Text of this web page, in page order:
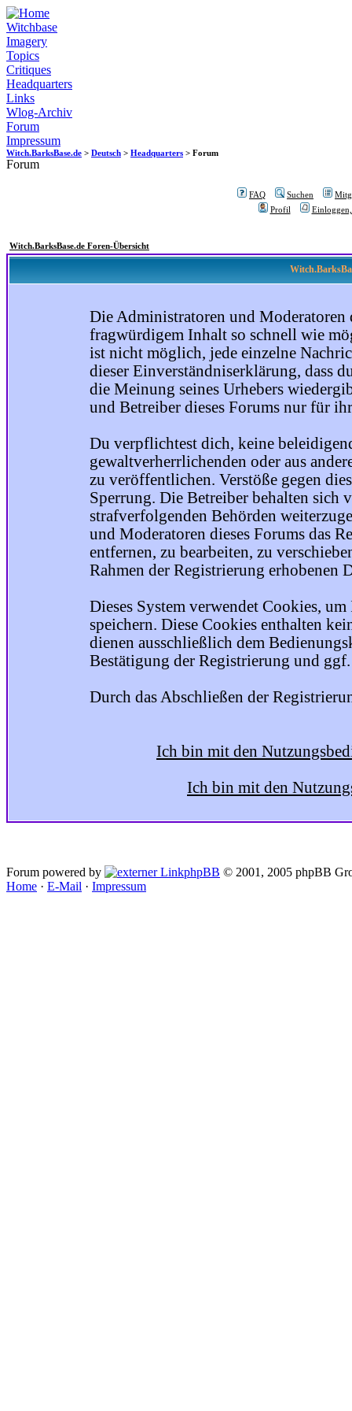
Witchbase
Imagery
Topics
Critiques
Headquarters
Links
Wlog-Archiv
Forum
Impressum
Witch.BarksBase.de > Deutsch > Headquarters > Forum
Forum
FAQ Suchen
Profil
Witch.BarksBase.de Foren-Übersicht
Die Administratoren und Moderatoren
fragwürdigem Inhalt so schnell wie
ist nicht möglich, jede einzelne
dieser Einverständniserklärung, dass
die Meinung seines Urhebers
und Betreiber dieses Forums nur für
Du verpflichtest dich, keine
gewaltverherrlichenden oder aus
zu veröffentlichen. Verstöße gegen
Sperrung. Die Betreiber behalten sich
strafverfolgenden Behörden
und Moderatoren dieses Forums das
entfernen, zu bearbeiten, zu
Rahmen der Registrierung erhobenen
Dieses System verwendet Cookies,
speichern. Diese Cookies enthalten
dienen ausschließlich dem
Bestätigung der Registrierung und ggf.
Durch das Abschließen der
Ich bin mit den
Ich bin mit den
Forum powered by phpBB © 2001, 2005 phpBB
Home · E-Mail · Impressum